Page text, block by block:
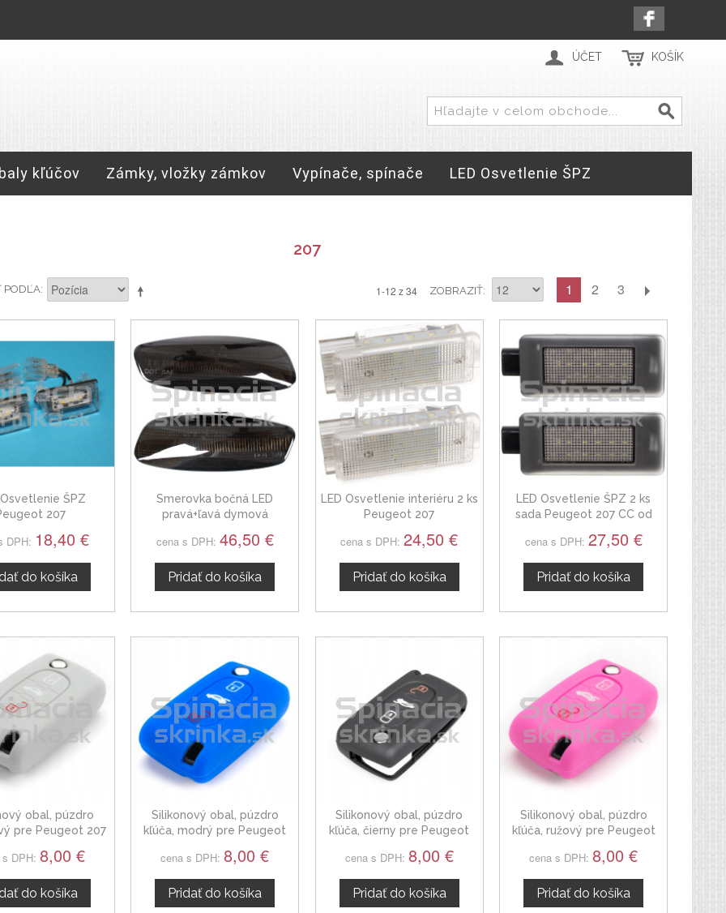
ÚČET KOŠÍK
kľúčov Zámky, vložky zámkov Vypínače, spínače LED Osvetlenie ŠPZ
207
PODĽA 1-12 z 34 ZOBRAZIŤ 1 2 3
ŠPZ
207
DPH: 18,40 €
do košíka
Smerovka bočná LED
pravá+ľavá dymová
6325G5
cena s DPH: 46,50 €
Pridať do košíka
LED Osvetlenie interiéru 2 ks
Peugeot 207
cena s DPH: 24,50 €
Pridať do košíka
LED Osvetlenie ŠPZ 2 ks
sada Peugeot 207 CC od
cena s DPH: 27,50 €
Pridať do košíka
obal, púzdro
pre Peugeot 207
DPH: 8,00 €
do košíka
Silikonový obal, púzdro
kľúča, modrý pre Peugeot
cena s DPH: 8,00 €
Pridať do košíka
Silikonový obal, púzdro
kľúča, čierny pre Peugeot
cena s DPH: 8,00 €
Pridať do košíka
Silikonový obal, púzdro
kľúča, ružový pre Peugeot
cena s DPH: 8,00 €
Pridať do košíka